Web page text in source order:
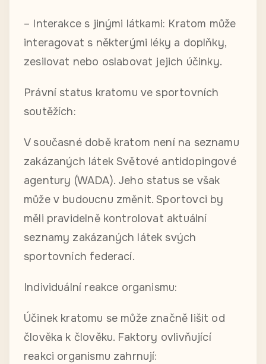
– Interakce s jinými látkami: Kratom může
interagovat s některými léky a doplňky,
zesilovat nebo oslabovat jejich účinky.
Právní status kratomu ve sportovních
soutěžích:
V současné době kratom není na seznamu
zakázaných látek Světové antidopingové
agentury (WADA). Jeho status se však
může v budoucnu změnit. Sportovci by
měli pravidelně kontrolovat aktuální
seznamy zakázaných látek svých
sportovních federací.
Individuální reakce organismu:
Účinek kratomu se může značně lišit od
člověka k člověku. Faktory ovlivňující
reakci organismu zahrnují: